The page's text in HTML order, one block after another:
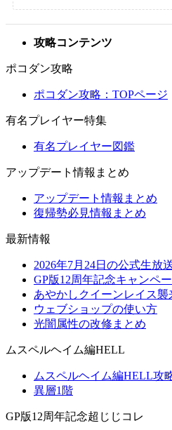
攻略コンテンツ
ポコダン攻略
ポコダン攻略：TOPページ
有名プレイヤー特集
有名プレイヤー図鑑
アップデート情報まとめ
アップデート情報まとめ
復帰勢必見情報まとめ
最新情報
2026年7月24日の公式生放
GP版12周年記念キャンペ
あやかしクイーンレイス襲
ウェブショップの使い方
光闇属性の改修まとめ
ムスペルヘイム編HELL
ムスペルヘイム編HELL攻
異層1階
GP版12周年記念超じじコレ